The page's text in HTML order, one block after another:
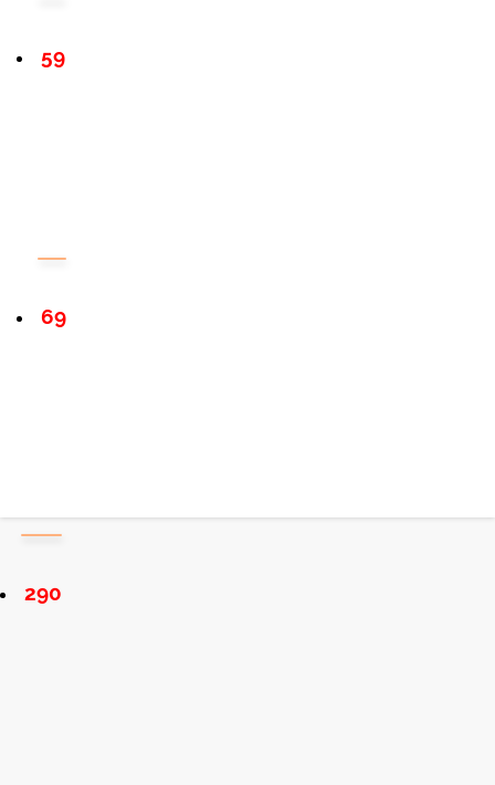
59
69
290